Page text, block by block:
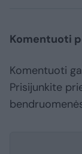
Komentuoti
Komentuoti
Prisijunkite